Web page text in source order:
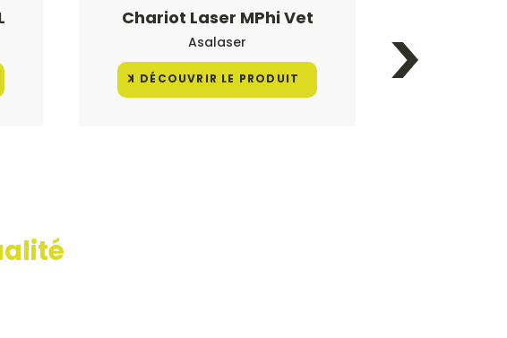
Chariot Laser MPhi Vet
Asalaser
DÉCOUVRIR LE PRODUIT